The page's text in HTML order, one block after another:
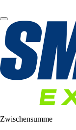
Zwischensumme